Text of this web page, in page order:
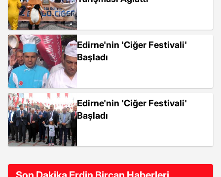
Edirne'nin 'Ciğer Festivali'
Başladı
Edirne'nin 'Ciğer Festivali'
Başladı